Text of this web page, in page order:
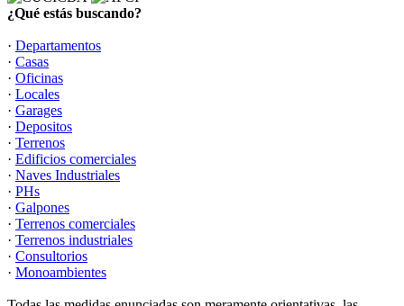
¿Qué estás buscando?
· Departamentos
· Casas
· Oficinas
· Locales
· Garages
· Depositos
· Terrenos
· Edificios comerciales
· Naves Industriales
· PHs
· Galpones
· Terrenos comerciales
· Terrenos industriales
· Consultorios
· Monoambientes